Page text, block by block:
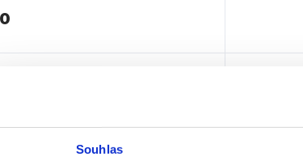
Souhlas